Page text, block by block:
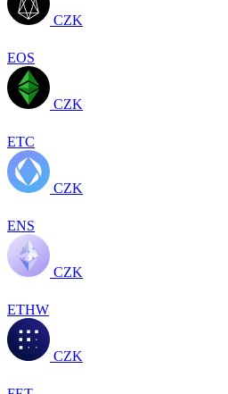
CZK
EOS
CZK
ETC
CZK
ENS
CZK
ETHW
CZK